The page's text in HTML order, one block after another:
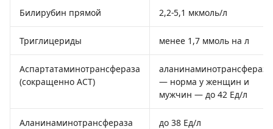
Билирубин прямой 2,2-5,1 мкмоль/л
Триглицериды менее 1,7 ммоль на л
Аспартатаминотрансфераза
(сокращенно АСТ)
аланинаминотрансфераза
— норма у женщин и
мужчин — до 42 Ед/л
Аланинаминотрансфераза
до 38 Ед/л